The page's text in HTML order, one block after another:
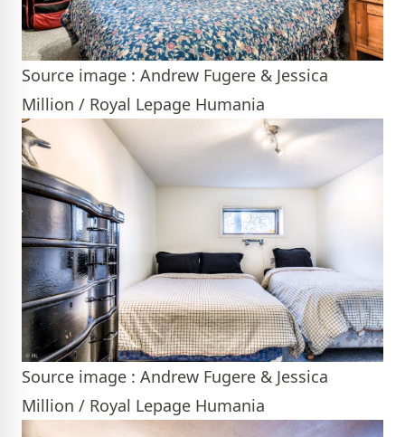
Source image : Andrew Fugere & Jessica
Million / Royal Lepage Humania
Source image : Andrew Fugere & Jessica
Million / Royal Lepage Humania